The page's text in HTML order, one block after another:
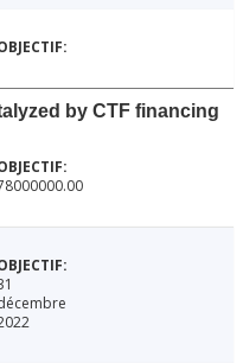
by CTF financing